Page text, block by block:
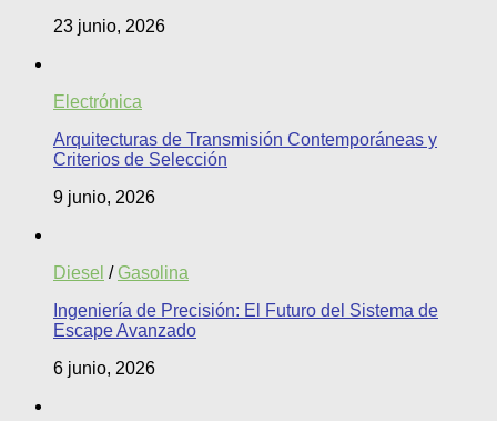
23 junio, 2026
Electrónica
Arquitecturas de Transmisión Contemporáneas y
Criterios de Selección
9 junio, 2026
Diesel / Gasolina
Ingeniería de Precisión: El Futuro del Sistema de
Escape Avanzado
6 junio, 2026